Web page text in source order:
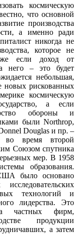
космическую
что основной
производства
а именно ради
никогда не
которое не
если доход от
него – это будет
небольшая,
новых рискованных
космическую
а если
обороны и
были Northrop,
Douglas и пр. –
во время второй
Союзом спутника
мер. В 1958
образования.
было основано
технологий и
лидерства. Это
частных фирм,
продукции
а затем